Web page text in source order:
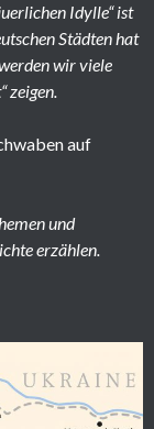
Idylle“ ist
Städten hat
wir viele
“zeigen.
auf
und
erzählen.